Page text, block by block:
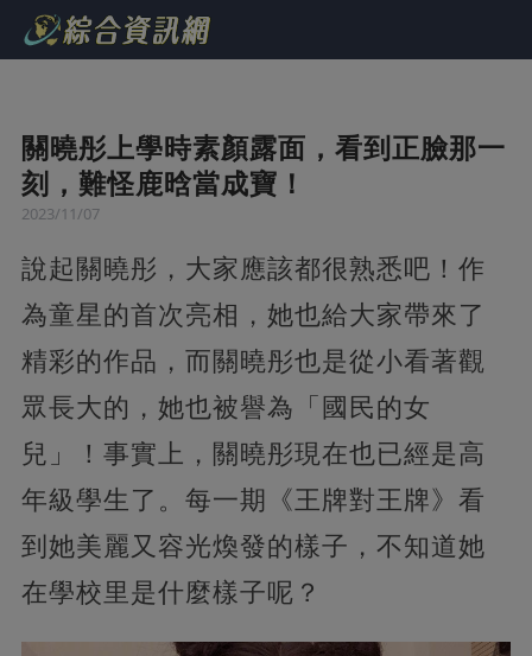
關曉彤上學時素顏露面，看到正臉那一
刻，難怪鹿晗當成寶！
2023/11/07
說起關曉彤，大家應該都很熟悉吧！作
為童星的首次亮相，她也給大家帶來了
精彩的作品，而關曉彤也是從小看著觀
眾長大的，她也被譽為「國民的女
兒」！事實上，關曉彤現在也已經是高
年級學生了。每一期《王牌對王牌》看
到她美麗又容光煥發的樣子，不知道她
在學校里是什麼樣子呢？